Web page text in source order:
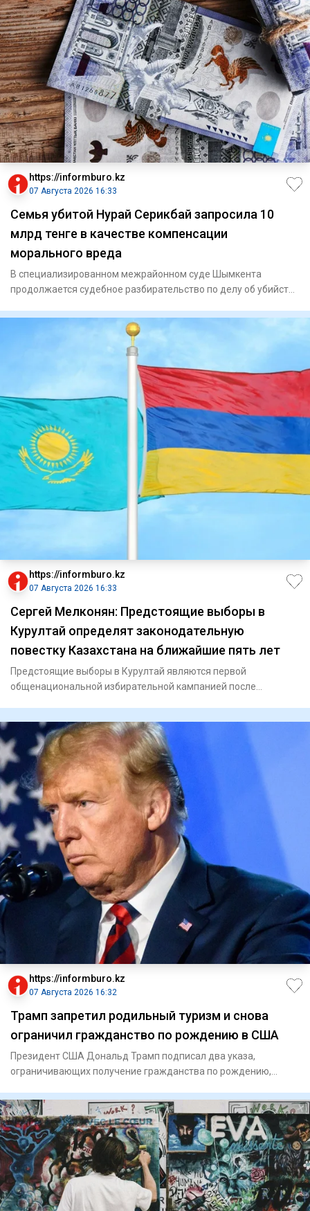
https://informburo.kz
07 Августа 2026 16:33
Семья убитой Нурай Серикбай запросила 10
млрд тенге в качестве компенсации
морального вреда
В специализированном межрайонном суде Шымкента
продолжается судебное разбирательство по делу об убийстве
https://informburo.kz
07 Августа 2026 16:33
Сергей Мелконян: Предстоящие выборы в
Курултай определят законодательную
повестку Казахстана на ближайшие пять лет
Предстоящие выборы в Курултай являются первой
общенациональной избирательной кампанией после
https://informburo.kz
07 Августа 2026 16:32
Трамп запретил родильный туризм и снова
ограничил гражданство по рождению в США
Президент США Дональд Трамп подписал два указа,
ограничивающих получение гражданства по рождению,